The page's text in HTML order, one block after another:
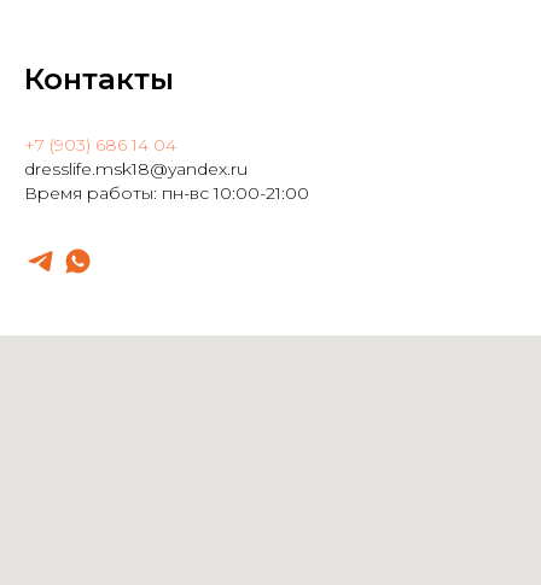
Контакты
+7 (903) 686 14 04
dresslife.msk18@yandex.ru
Время работы: пн-вс 10:00-21:00